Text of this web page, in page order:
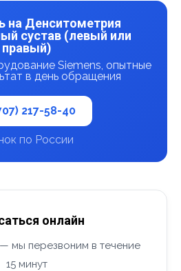
на Денситометрия
сустав (левый или
правый)
Siemens, опытные
в день обращения
217-58-40
по России
онлайн
мы перезвоним в течение
15 минут